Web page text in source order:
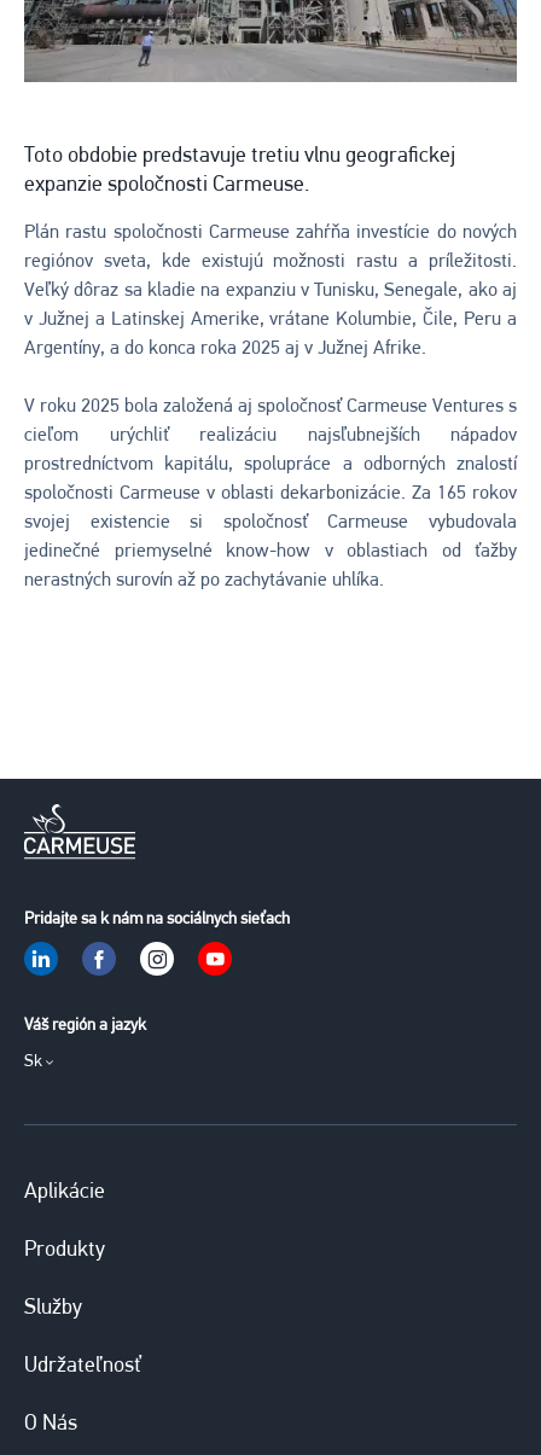
Toto obdobie predstavuje tretiu vlnu geografickej
expanzie spoločnosti Carmeuse.
Plán rastu spoločnosti Carmeuse zahŕňa investície do nových
regiónov sveta, kde existujú možnosti rastu a príležitosti.
Veľký dôraz sa kladie na expanziu v Tunisku, Senegale, ako aj
v Južnej a Latinskej Amerike, vrátane Kolumbie, Čile, Peru a
Argentíny, a do konca roka 2025 aj v Južnej Afrike.
V roku 2025 bola založená aj spoločnosť Carmeuse Ventures s
cieľom urýchliť realizáciu najsľubnejších nápadov
prostredníctvom kapitálu, spolupráce a odborných znalostí
spoločnosti Carmeuse v oblasti dekarbonizácie. Za 165 rokov
svojej existencie si spoločnosť Carmeuse vybudovala
jedinečné priemyselné know-how v oblastiach od ťažby
nerastných surovín až po zachytávanie uhlíka.
Pridajte sa k nám na sociálnych sieťach
Váš región a jazyk
Sk
Aplikácie
Produkty
Služby
Udržateľnosť
O Nás